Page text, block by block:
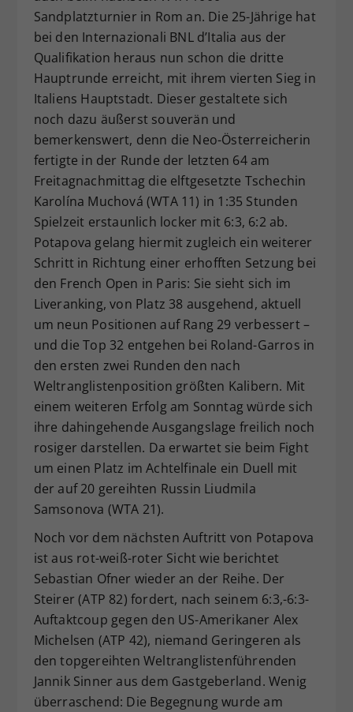
Sandplatzturnier in Rom an. Die 25-Jährige hat
bei den Internazionali BNL d’Italia aus der
Qualifikation heraus nun schon die dritte
Hauptrunde erreicht, mit ihrem vierten Sieg in
Italiens Hauptstadt. Dieser gestaltete sich
noch dazu äußerst souverän und
bemerkenswert, denn die Neo-Österreicherin
fertigte in der Runde der letzten 64 am
Freitagnachmittag die elftgesetzte Tschechin
Karolína Muchová (WTA 11) in 1:35 Stunden
Spielzeit erstaunlich locker mit 6:3, 6:2 ab.
Potapova gelang hiermit zugleich ein weiterer
Schritt in Richtung einer erhofften Setzung bei
den French Open in Paris: Sie sieht sich im
Liveranking, von Platz 38 ausgehend, aktuell
um neun Positionen auf Rang 29 verbessert –
und die Top 32 entgehen bei Roland-Garros in
den ersten zwei Runden den nach
Weltranglistenposition größten Kalibern. Mit
einem weiteren Erfolg am Sonntag würde sich
ihre dahingehende Ausgangslage freilich noch
rosiger darstellen. Da erwartet sie beim Fight
um einen Platz im Achtelfinale ein Duell mit
der auf 20 gereihten Russin Liudmila
Samsonova (WTA 21).
Noch vor dem nächsten Auftritt von Potapova
ist aus rot-weiß-roter Sicht wie berichtet
Sebastian Ofner wieder an der Reihe. Der
Steirer (ATP 82) fordert, nach seinem 6:3,-6:3-
Auftaktcoup gegen den US-Amerikaner Alex
Michelsen (ATP 42), niemand Geringeren als
den topgereihten Weltranglistenführenden
Jannik Sinner aus dem Gastgeberland. Wenig
überraschend: Die Begegnung wurde am
Zweck
Dieser Wert speichert Ihre Consent-
Einstellungen. Unter anderem eine
zufällig generierte ID, für die
historische Speicherung Ihrer
vorgenommen Einstellungen, falls der
Webseiten-Betreiber dies eingestellt
hat.